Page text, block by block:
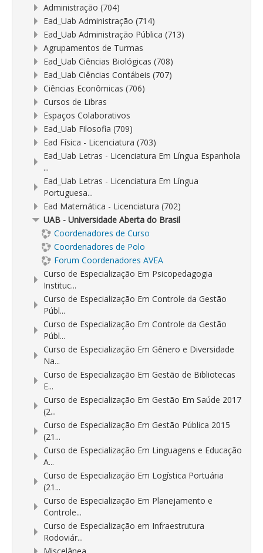
Administração (704)
Ead_Uab Administração (714)
Ead_Uab Administração Pública (713)
Agrupamentos de Turmas
Ead_Uab Ciências Biológicas (708)
Ead_Uab Ciências Contábeis (707)
Ciências Econômicas (706)
Cursos de Libras
Espaços Colaborativos
Ead_Uab Filosofia (709)
Ead Física - Licenciatura (703)
Ead_Uab Letras - Licenciatura Em Língua Espanhola
...
Ead_Uab Letras - Licenciatura Em Língua
Portuguesa...
Ead Matemática - Licenciatura (702)
UAB - Universidade Aberta do Brasil
Coordenadores de Curso
Coordenadores de Polo
Forum Coordenadores AVEA
Curso de Especialização Em Psicopedagogia
Instituc...
Curso de Especialização Em Controle da Gestão
Públ...
Curso de Especialização Em Controle da Gestão
Públ...
Curso de Especialização Em Gênero e Diversidade
Na...
Curso de Especialização Em Gestão de Bibliotecas
E...
Curso de Especialização Em Gestão Em Saúde 2017
(2...
Curso de Especialização Em Gestão Pública 2015
(21...
Curso de Especialização Em Linguagens e Educação
A...
Curso de Especialização Em Logística Portuária
(21...
Curso de Especialização Em Planejamento e
Controle...
Curso de Especialização em Infraestrutura
Rodoviár...